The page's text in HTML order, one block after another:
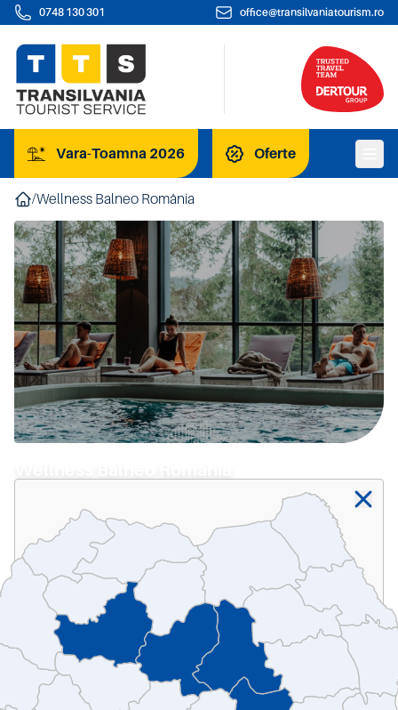
0748 130 301 office@transilvaniatourism.ro
Vara-Toamna 2026 Oferte
/Wellness Balneo România